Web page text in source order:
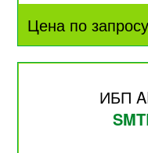
Цена по запросу
ИБП